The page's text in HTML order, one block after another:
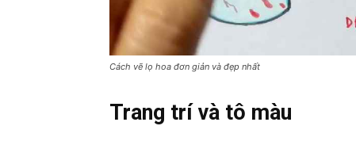
Cách vẽ lọ hoa đơn giản và đẹp nhất
Trang trí và tô màu